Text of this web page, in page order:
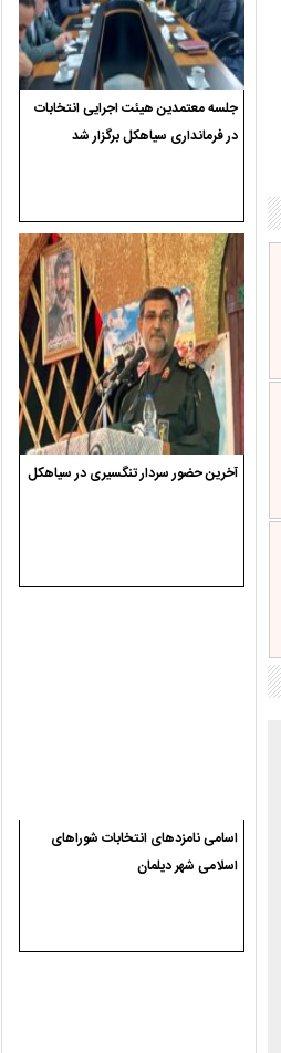
جلسه معتمدین هیئت اجرایی انتخابات
در فرمانداری سیاهکل برگزار شد
آخرین حضور سردار تنگسیری در سیاهکل
اسامی نامزدهای انتخابات شوراهای
اسلامی شهر دیلمان